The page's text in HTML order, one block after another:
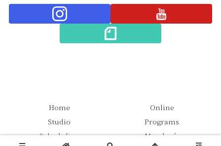
Home
Online
Studio
Programs
Scheduling
Member’s